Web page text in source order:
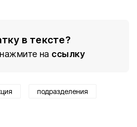
в тексте?
на ссылку
подразделения